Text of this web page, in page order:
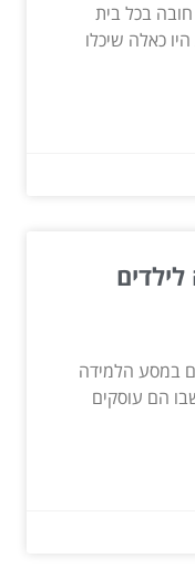
בכל בית
כאלה שיכלו
במסע הלמידה
הם עוסקים